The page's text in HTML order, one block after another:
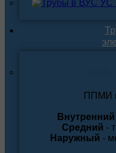
ППМИ
Внутренний
Средний -
Наружный -